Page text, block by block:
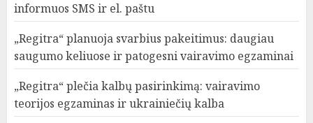
informuos SMS ir el. paštu
„Regitra“ planuoja svarbius pakeitimus: daugiau
saugumo keliuose ir patogesni vairavimo egzaminai
„Regitra“ plečia kalbų pasirinkimą: vairavimo
teorijos egzaminas ir ukrainiečių kalba